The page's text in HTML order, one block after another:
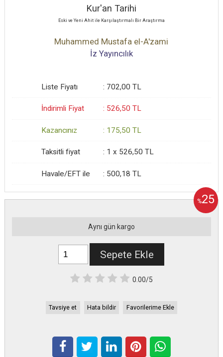
Kur'an Tarihi
Eski ve Yeni Ahit ile Karşılaştırmalı Bir Araştırma
Muhammed Mustafa el-A'zami
İz Yayıncılık
Liste Fiyatı : 702,00 TL
İndirimli Fiyat : 526,50 TL
Kazancınız : 175,50 TL
Taksitli fiyat : 1 x 526,50 TL
Havale/EFT ile : 500,18 TL
%25
Aynı gün kargo
Sepete Ekle
0.00/5
Tavsiye et Hata bildir Favorilerime Ekle